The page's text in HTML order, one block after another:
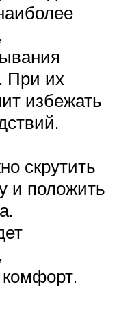
При их
избежать
скрутить
и положить